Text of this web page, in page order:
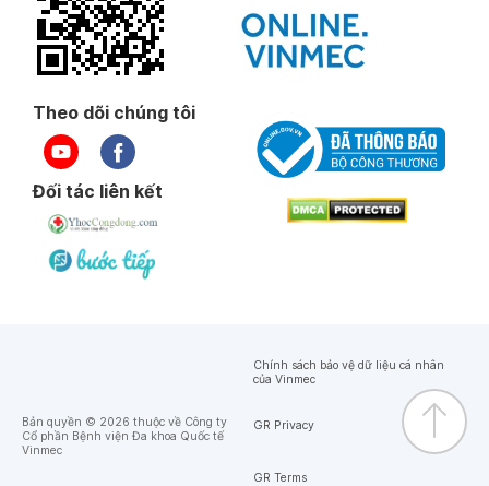
Theo dõi chúng tôi
Đối tác liên kết
Bản quyền © 2026 thuộc về Công ty
Cổ phần Bệnh viện Đa khoa Quốc tế
Vinmec
Chính sách bảo vệ dữ liệu cá nhân
của Vinmec
GR Privacy
GR Terms